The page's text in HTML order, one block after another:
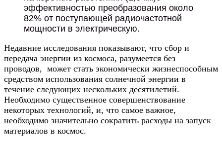
эффективностью преобразования около
82% от поступающей радиочастотной
мощности в электрическую.
Недавние исследования показывают, что сбор и
передача энергии из космоса, разумеется без
проводов, может стать экономически жизнеспособным
средством использования солнечной энергии в
течение следующих нескольких десятилетий.
Необходимо существенное совершенствование
некоторых технологий, и, что самое важное,
необходимо значительно сократить расходы на запуск
материалов в космос.